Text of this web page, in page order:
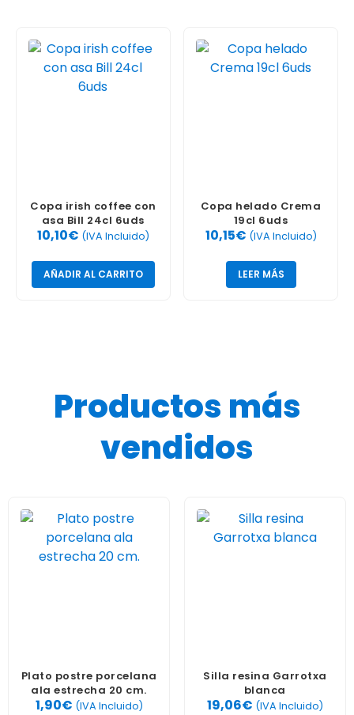
Copa irish coffee con
asa Bill 24cl 6uds
10,10€ (IVA Incluido)
AÑADIR AL CARRITO
Copa helado Crema
19cl 6uds
10,15€ (IVA Incluido)
LEER MÁS
Productos más
vendidos
Plato postre porcelana
ala estrecha 20 cm.
1,90€ (IVA Incluido)
Silla resina Garrotxa
blanca
19,06€ (IVA Incluido)